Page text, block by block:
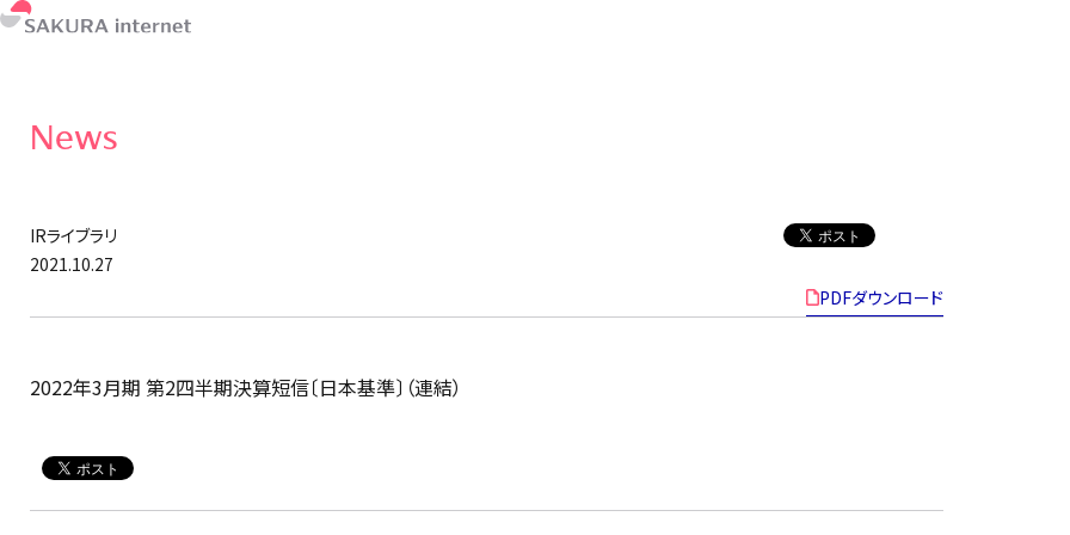
News
IRライブラリ
2021.10.27
PDFダウンロード
2022年3月期 第2四半期決算短信〔日本基準〕（連結）